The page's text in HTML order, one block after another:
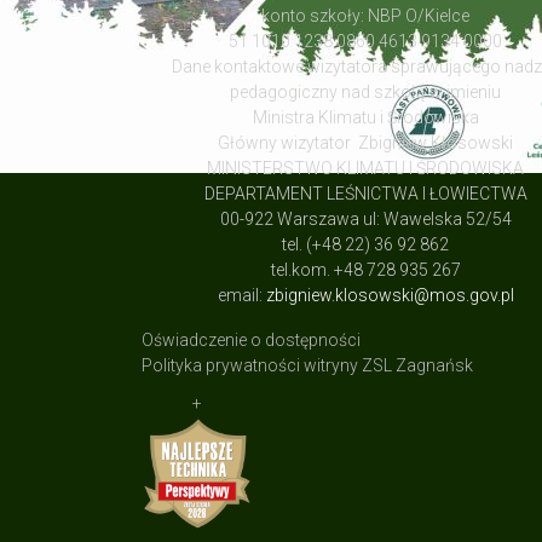
konto szkoły: NBP O/Kielce
51 1010 1238 0860 4613 9134 0000
Dane kontaktowe wizytatora sprawującego
pedagogiczny nad szkołą w imieniu
Ministra Klimatu i Środowiska
Główny wizytator Zbigniew Kłosowski
MINISTERSTWO KLIMATU I ŚRODOWISKA
DEPARTAMENT LEŚNICTWA I ŁOWIECTWA
00-922 Warszawa ul: Wawelska 52/54
tel. (+48 22) 36 92 862
tel.kom. +48 728 935 267
email: zbigniew.klosowski@mos.gov.pl
Oświadczenie o dostępności
Polityka prywatności witryny ZSL Zagnańsk
+